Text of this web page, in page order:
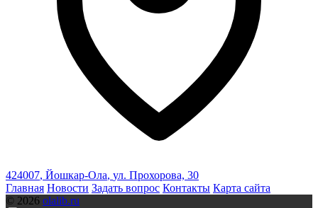
424007, Йошкар-Ола, ул. Прохорова, 30
Главная Новости Задать вопрос Контакты Карта сайта
© 2026 olalib.ru